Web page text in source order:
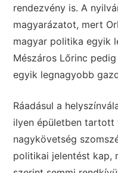
rendezvény is. A
magyarázatot, mert
magyar politika egyik
Mészáros Lőrinc
egyik legnagyobb
Ráadásul a
ilyen épületben tartott
nagykövetség
politikai jelentést kap,